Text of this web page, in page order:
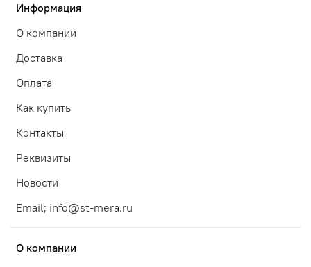
Информация
О компании
Доставка
Оплата
Как купить
Контакты
Реквизиты
Новости
Email; info@st-mera.ru
О компании